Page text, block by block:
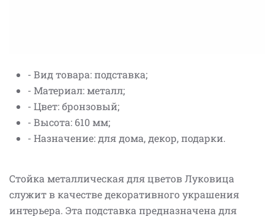
- Вид товара: подставка;
- Материал: металл;
- Цвет: бронзовый;
- Высота: 610 мм;
- Назначение: для дома, декор, подарки.
Стойка металлическая для цветов Луковица
служит в качестве декоративного украшения
интерьера. Эта подставка предназначена для